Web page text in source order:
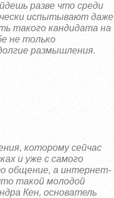
разве что среди
испытывают даже
такого кандидата на
не только
размышления.
которому сейчас
и уже с самого
общение, а интернет-
такой молодой
Кен, основатель